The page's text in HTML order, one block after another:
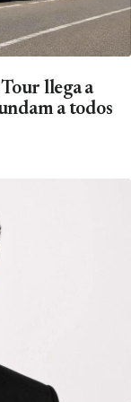
llega a
a todos